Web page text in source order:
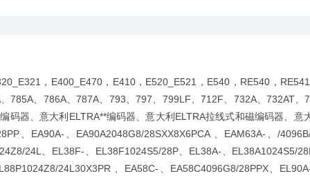
，E400_E470，E410，E520_E521，E540，RE540，
、786A、787A、793、797、799LF、712F、732A、732AT、
器、意大利ELTRA**编码器、意大利ELTRA拉线式和磁编码器、意
、EA90A-、EA90A2048G8/28SXX8X6PCA 、EAM63A-、/
24L、EL38F-、EL38F1024S5/28P、EL38A-、EL38A1024S5/
24L30X3PR 、EA58C-、EA58C4096G8/28PPX、